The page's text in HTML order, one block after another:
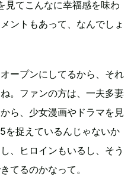
見てこんなに幸福感を味わ
ントもあって、なんでしょ
ープンにしてるから、それ
。ファンの方は、一夫多妻
ら、少女漫画やドラマを見
を捉えているんじゃないか
、ヒロインもいるし、そう
てるのかなって。